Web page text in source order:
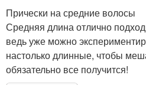
Прически на средние волосы
Средняя длина отлично
ведь уже можно
настолько длинные, чтобы
обязательно все получится!